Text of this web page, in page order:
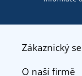
Zákaznický
Kontakt
O naší firmě